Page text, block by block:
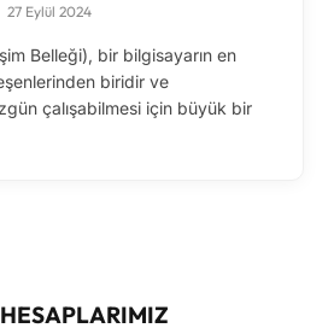
27 Eylül 2024
Belleği), bir bilgisayarın en
biridir ve
çalışabilmesi için büyük bir